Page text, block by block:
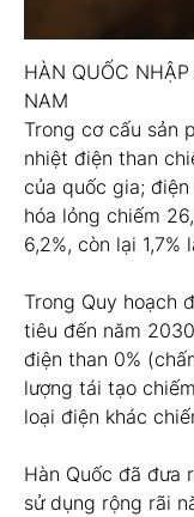
HÀN QUỐC
NAM
Trong cơ cấu sản
nhiệt điện than
của quốc gia;
hóa lỏng chiếm
6,2%, còn lại
Trong Quy hoạch
tiêu đến năm
điện than 0%
lượng tái tạo
loại điện khác
Hàn Quốc đã đưa
sử dụng rộng rãi